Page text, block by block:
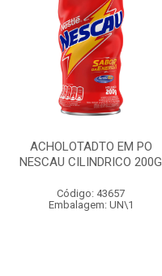
ACHOLOTADTO EM PO
NESCAU CILINDRICO 200G
Código: 43657
Embalagem: UN\1